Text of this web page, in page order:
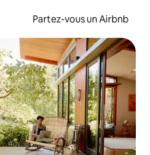
Partez-vous un Airbnb